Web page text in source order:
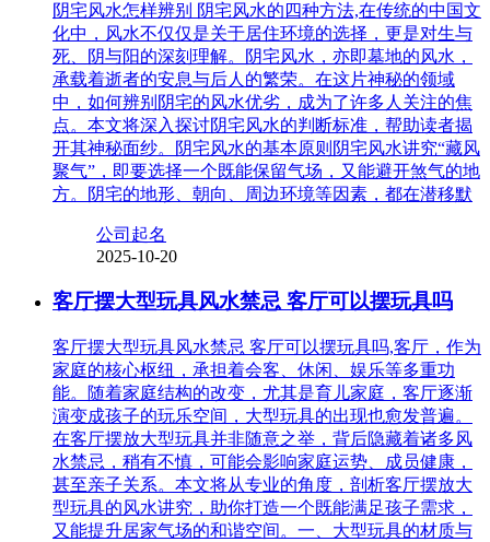
阴宅风水怎样辨别 阴宅风水的四种方法,在传统的中国文
化中，风水不仅仅是关于居住环境的选择，更是对生与
死、阴与阳的深刻理解。阴宅风水，亦即墓地的风水，
承载着逝者的安息与后人的繁荣。在这片神秘的领域
中，如何辨别阴宅的风水优劣，成为了许多人关注的焦
点。本文将深入探讨阴宅风水的判断标准，帮助读者揭
开其神秘面纱。阴宅风水的基本原则阴宅风水讲究“藏风
聚气”，即要选择一个既能保留气场，又能避开煞气的地
方。阴宅的地形、朝向、周边环境等因素，都在潜移默
公司起名
2025-10-20
客厅摆大型玩具风水禁忌 客厅可以摆玩具吗
客厅摆大型玩具风水禁忌 客厅可以摆玩具吗,客厅，作为
家庭的核心枢纽，承担着会客、休闲、娱乐等多重功
能。随着家庭结构的改变，尤其是育儿家庭，客厅逐渐
演变成孩子的玩乐空间，大型玩具的出现也愈发普遍。
在客厅摆放大型玩具并非随意之举，背后隐藏着诸多风
水禁忌，稍有不慎，可能会影响家庭运势、成员健康，
甚至亲子关系。本文将从专业的角度，剖析客厅摆放大
型玩具的风水讲究，助你打造一个既能满足孩子需求，
又能提升居家气场的和谐空间。一、大型玩具的材质与